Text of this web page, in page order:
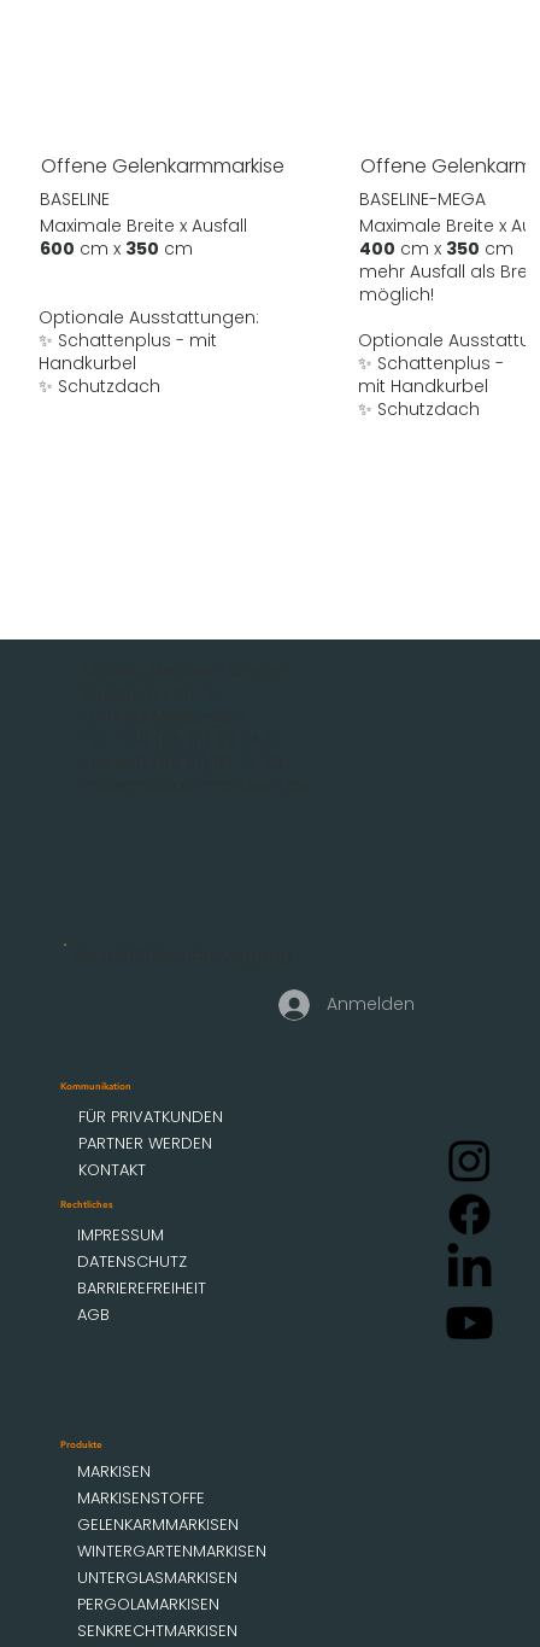
Offene Gelenkarmmarkise
BASELINE
Maximale Breite x Ausfall
600 cm x 350 cm
Optionale Ausstattungen:
✨ Schattenplus - mit
Handkurbel
✨ Schutzdach
Offene
BASELINE-MEGA
Maximale Breite x
400 cm x 350 cm
mehr Ausfall als
möglich!
Optionale
✨ Schattenplus -
mit Handkurbel
✨ Schutzdach
Produkte
MARKISEN
MARKISENSTOFFE
GELENKARMMARKISEN
WINTERGARTENMARKISEN
UNTERGLASMARKISEN
PERGOLAMARKISEN
SENKRECHTMARKISEN
Kommunikation
FÜR PRIVATKUNDEN
PARTNER WERDEN
KONTAKT
Rechtliches
IMPRESSUM
DATENSCHUTZ
BARRIEREFREIHEIT
AGB
Anmelden